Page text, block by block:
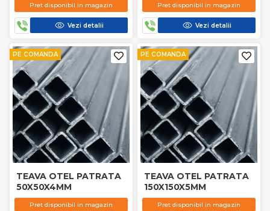
Pret disponibil in magazin
Vezi detalii
Pret disponibil in magazin
Vezi detalii
PE COMANDA
TEAVA OTEL PATRATA
50X50X4MM
Pret disponibil in magazin
PE COMANDA
TEAVA OTEL PATRATA
150X150X5MM
Pret disponibil in magazin